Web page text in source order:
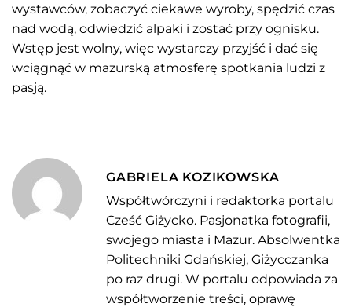
wystawców, zobaczyć ciekawe wyroby, spędzić czas
nad wodą, odwiedzić alpaki i zostać przy ognisku.
Wstęp jest wolny, więc wystarczy przyjść i dać się
wciągnąć w mazurską atmosferę spotkania ludzi z
pasją.
GABRIELA KOZIKOWSKA
Współtwórczyni i redaktorka portalu
Cześć Giżycko. Pasjonatka fotografii,
swojego miasta i Mazur. Absolwentka
Politechniki Gdańskiej, Giżycczanka
po raz drugi. W portalu odpowiada za
współtworzenie treści, oprawę